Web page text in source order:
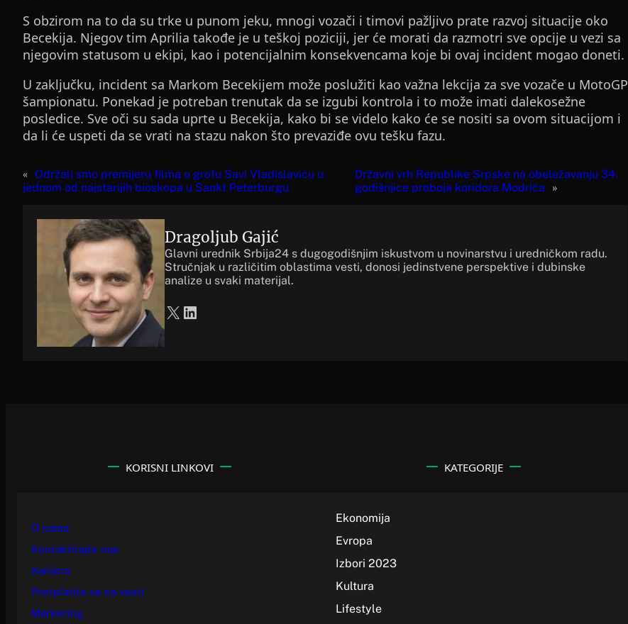
S obzirom na to da su trke u punom jeku, mnogi vozači i timovi pažljivo prate razvoj situacije oko
Becekija. Njegov tim Aprilia takođe je u teškoj poziciji, jer će morati da razmotri sve opcije u vezi sa
njegovim statusom u ekipi, kao i potencijalnim konsekvencama koje bi ovaj incident mogao doneti.
U zaključku, incident sa Markom Becekijem može poslužiti kao važna lekcija za sve vozače u MotoGP
šampionatu. Ponekad je potreban trenutak da se izgubi kontrola i to može imati dalekosežne
posledice. Sve oči su sada uprte u Becekija, kako bi se videlo kako će se nositi sa ovom situacijom i
da li će uspeti da se vrati na stazu nakon što prevaziđe ovu tešku fazu.
« Održali smo premijeru filma o grofu Savi Vladislaviću u
jednom od najstarijih bioskopa u Sankt Peterburgu
Državni vrh Republike Srpske na obeležavanju 34.
godišnjice proboja koridora Modriča
»
Dragoljub Gajić
Glavni urednik Srbija24 s dugogodišnjim iskustvom u novinarstvu i uredničkom radu.
Stručnjak u različitim oblastima vesti, donosi jedinstvene perspektive i dubinske
analize u svaki materijal.
X LinkedIn
KORISNI LINKOVI
O nama
Kontaktirajte nas
Karijera
Pretplatite se na vesti
Marketing
KATEGORIJE
Ekonomija
Evropa
Izbori 2023
Kultura
Lifestyle